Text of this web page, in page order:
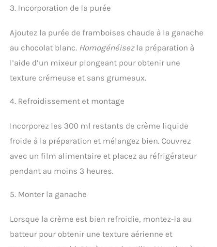
3. Incorporation de la purée
Ajoutez la purée de framboises chaude à la ganache
au chocolat blanc. Homogénéisezla préparation à
l’aide d’un mixeur plongeant pour obtenir une
texture crémeuse et sans grumeaux.
4. Refroidissement et montage
Incorporez les 300 ml restants de crème liquide
froide à la préparation et mélangez bien. Couvrez
avec un film alimentaire et placez au réfrigérateur
pendant au moins 3 heures.
5. Monter la ganache
Lorsque la crème est bien refroidie, montez-la au
batteur pour obtenir une texture aérienne et